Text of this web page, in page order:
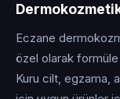
Eczane
özel olarak formüle
Kuru cilt, egzama,